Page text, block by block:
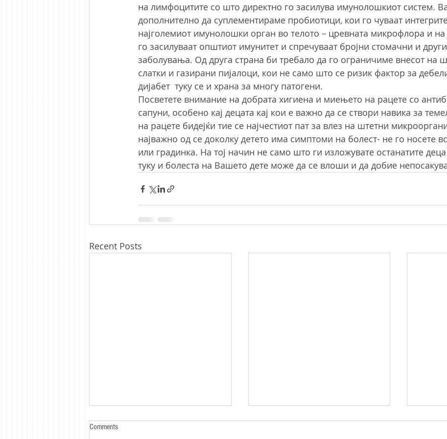
на лимфоцитите со што директно го засилува имунолошкиот систем.
дополнително да суплементираме пробиотици, кои го чуваат
најголемиот имунолошки орган во телото – цревната микрофлора и на
го засилуваат општиот имунитет и спречуваат бројни стомачни и други
заболувања. Од друга страна би требало да го ограничиме внесот на
слатки и газирани пијалоци, кои не само што се ризик фактор за
дијабет  туку се и храна за многу патогени.
Посветете внимание на добрата хигиена и миењето на рацете со
сапуни, особено кај децата кај кои е важно да се створи навика за
на рацете бидејќи тие се најчестиот пат за влез на штетни
најважно од се доколку детето има симптоми на болест- не го носете
или градинка. На тој начин не само што ги изложувате останатите
туку и болеста на Вашето дете може да се влоши и да добие
Recent Posts
Comments